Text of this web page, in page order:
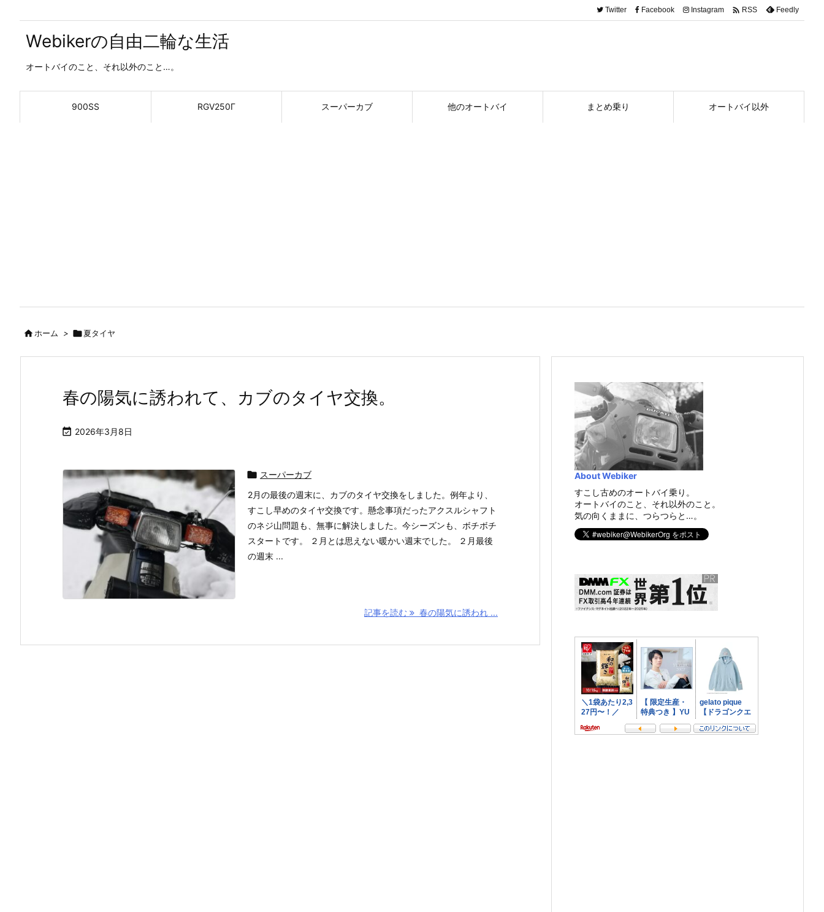
Webikerの自由二輪な生活
オートバイのこと、それ以外のこと…。
900SS RGV250Γ スーパーカブ 他のオートバイ まとめ乗り オートバイ以外
Twitter Facebook Instagram  RSS Feedly
ホーム > 夏タイヤ
春の陽気に誘われて、カブのタイヤ交換。
 2026年3月8日
 スーパーカブ
2月の最後の週末に、カブのタイヤ交換をしました。例年より、
すこし早めのタイヤ交換です。懸念事項だったアクスルシャフト
のネジ山問題も、無事に解決しました。今シーズンも、ボチボチ
スタートです。 ２月とは思えない暖かい週末でした。 ２月最後
の週末 ...
記事を読む 春の陽気に誘われ ...
About Webiker
すこし古めのオートバイ乗り。
オートバイのこと、それ以外のこと。
気の向くままに、つらつらと…。